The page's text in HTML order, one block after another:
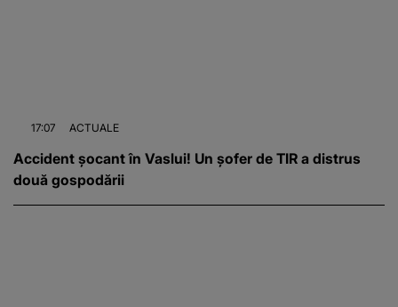
17:07 ACTUALE
Accident șocant în Vaslui! Un șofer de TIR a distrus
două gospodării